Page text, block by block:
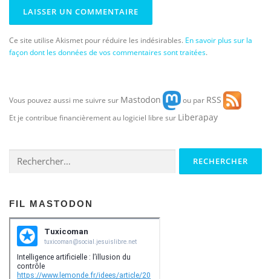
Ce site utilise Akismet pour réduire les indésirables. En savoir plus sur la
façon dont les données de vos commentaires sont traitées.
Vous pouvez aussi me suivre sur Mastodon ou par RSS
Et je contribue financièrement au logiciel libre sur Liberapay
FIL MASTODON